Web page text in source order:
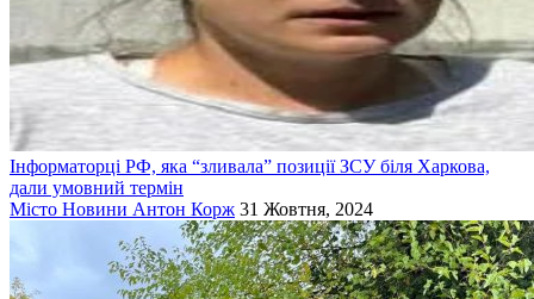
Інформаторці РФ, яка “зливала” позиції ЗСУ біля Харкова,
дали умовний термін
Місто Новини Антон Корж 31 Жовтня, 2024